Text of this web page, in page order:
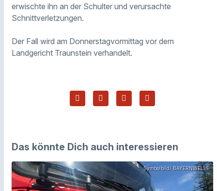
erwischte ihn an der Schulter und verursachte
Schnittverletzungen.
Der Fall wird am Donnerstagvormittag vor dem
Landgericht Traunstein verhandelt.
Das könnte Dich auch interessieren
Symbolbild/ BAYERNWELLE